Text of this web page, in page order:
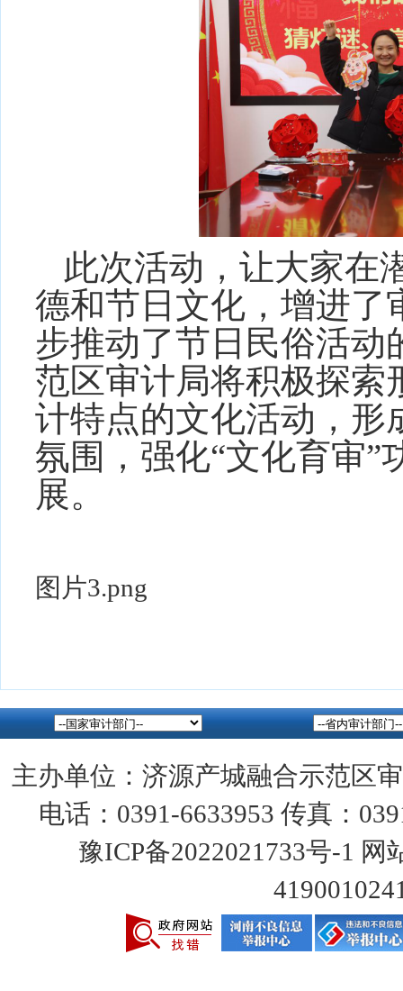
此次活动，让大家在
德和节日文化，增进了
步推动了节日民俗活动
范区审计局将积极探索
计特点的文化活动， 形
氛围，强化“文化育审”
展。
图片3.png
主办单位：济源产城融合示范区
电话：0391-6633953 传真：
豫ICP备2022021733号-1 网